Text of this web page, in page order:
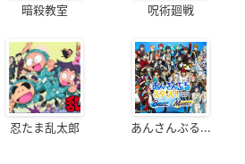
暗殺教室 呪術廻戦
忍たま乱太郎 あんさんぶる...